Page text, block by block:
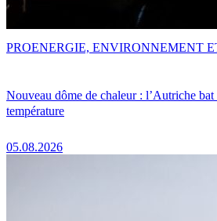
Nouveau dôme de chaleur : l’Autriche
température
05.08.2026
PROENERGIE, ENVIRONNEMENT